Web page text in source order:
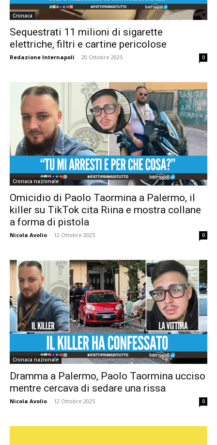
Cronaca
Sequestrati 11 milioni di sigarette
elettriche, filtri e cartine pericolose
Redazione Internapoli - 20 Ottobre 2025 0
Cronaca nazionale
Omicidio di Paolo Taormina a Palermo, il
killer su TikTok cita Riina e mostra collane
a forma di pistola
Nicola Avolio - 12 Ottobre 2025 0
Cronaca nazionale
Dramma a Palermo, Paolo Taormina ucciso
mentre cercava di sedare una rissa
Nicola Avolio - 12 Ottobre 2025 0